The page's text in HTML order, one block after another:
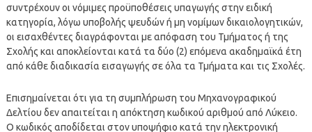
συντρέχουν οι νόμιμες προϋποθέσεις υπαγωγής στην ειδική
κατηγορία, λόγω υποβολής ψευδών ή μη νομίμων δικαιολογητικών,
οι εισαχθέντες διαγράφονται με απόφαση του Τμήματος ή της
Σχολής και αποκλείονται κατά τα δύο (2) επόμενα ακαδημαϊκά έτη
από κάθε διαδικασία εισαγωγής σε όλα τα Τμήματα και τις Σχολές.
Επισημαίνεται ότι για τη συμπλήρωση του Μηχανογραφικού
Δελτίου δεν απαιτείται η απόκτηση κωδικού αριθμού από Λύκειο.
Ο κωδικός αποδίδεται στον υποψήφιο κατά την ηλεκτρονική